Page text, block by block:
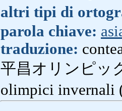
altri tipi di
parola chiave:
traduzione:
平昌オリンピッ
olimpici invernali